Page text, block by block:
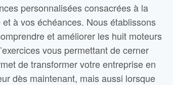
personnalisées consacrées à la
à vos échéances. Nous établissons
et améliorer les huit moteurs
vous permettant de cerner
de transformer votre entreprise en
dès maintenant, mais aussi lorsque